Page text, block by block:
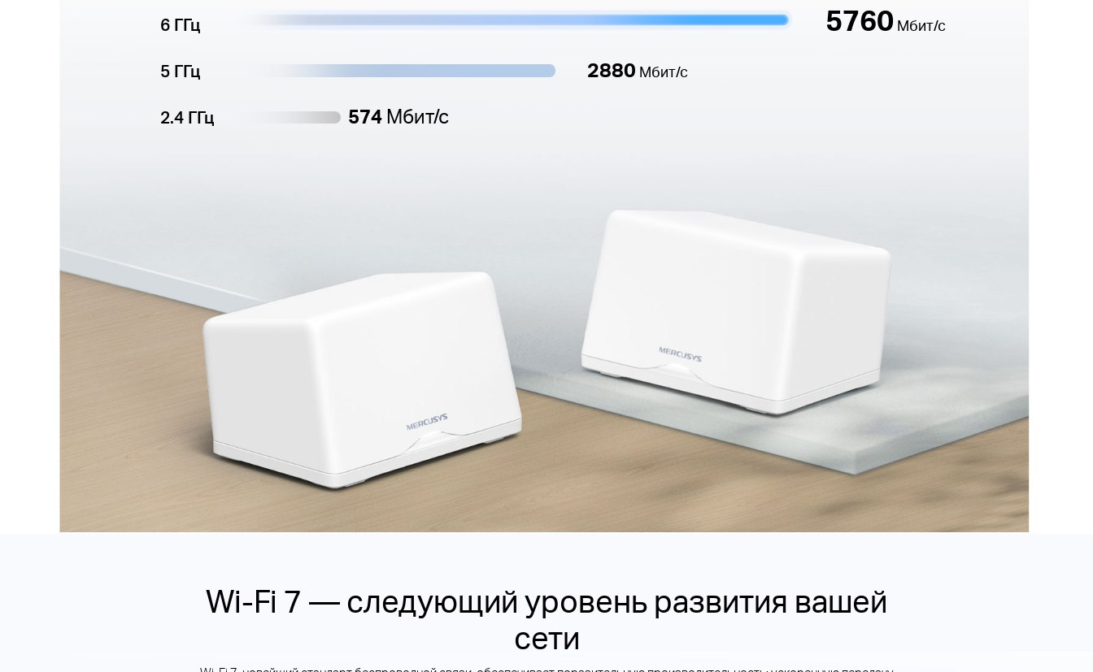
6 ГГц 5760Мбит/с
5 ГГц 2880 Мбит/с
2.4 ГГц 574Мбит/с
Wi-Fi 7 — следующий уровень развития вашей
сети